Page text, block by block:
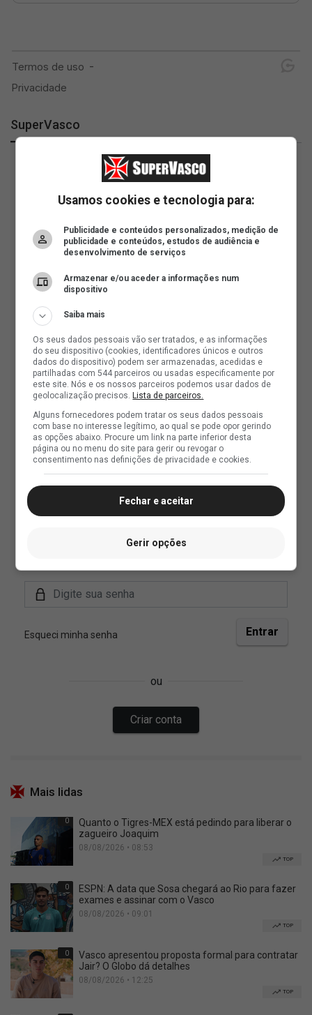
SuperVasco
Mais lidas
0
Quanto o Tigres-MEX está pedindo para liberar o
zagueiro Joaquim
08/08/2026 • 08:53
TOP
0
ESPN: A data que Sosa chegará ao Rio para fazer
exames e assinar com o Vasco
08/08/2026 • 09:01
TOP
0
Vasco apresentou proposta formal para contratar
Jair? O Globo dá detalhes
08/08/2026 • 12:25
TOP
Usamos cookies e tecnologia para:
Publicidade e conteúdos personalizados, medição de
publicidade e conteúdos, estudos de audiência e
desenvolvimento de serviços
Armazenar e/ou aceder a informações num
dispositivo
Saiba mais
Os seus dados pessoais vão ser tratados, e as informações
do seu dispositivo (cookies, identificadores únicos e outros
dados do dispositivo) podem ser armazenadas, acedidas e
partilhadas com 544 parceiros ou usadas especificamente por
este site. Nós e os nossos parceiros podemos usar dados de
geolocalização precisos.Lista de parceiros.
Alguns fornecedores podem tratar os seus dados pessoais
com base no interesse legítimo, ao qual se pode opor gerindo
as opções abaixo. Procure um link na parte inferior desta
página ou no menu do site para gerir ou revogar o
consentimento nas definições de privacidade e cookies.
Fechar e aceitar
Gerir opções